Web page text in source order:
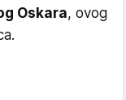
Oskara, ovog